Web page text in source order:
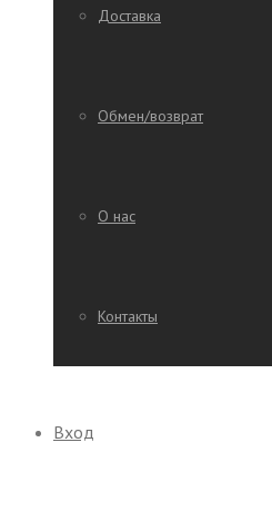
Доставка
Обмен/возврат
О нас
Контакты
Вход